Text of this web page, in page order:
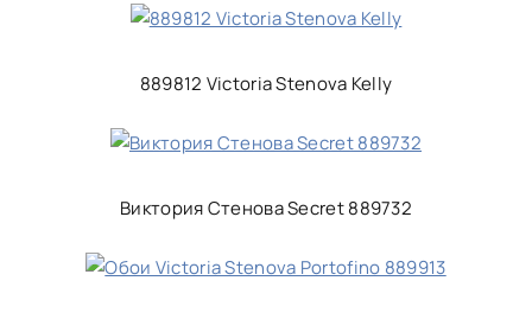
889812 Victoria Stenova Kelly
Виктория Стенова Secret 889732